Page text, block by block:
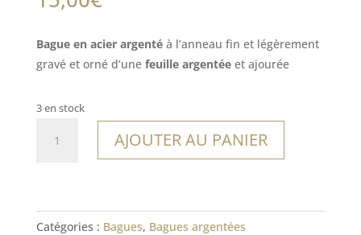
Bague en acier argentéà l’anneau fin et légèrement
gravé et orné d’une feuille argentéeet ajourée
3 en stock
AJOUTER AU PANIER
Catégories : Bagues, Bagues argentées